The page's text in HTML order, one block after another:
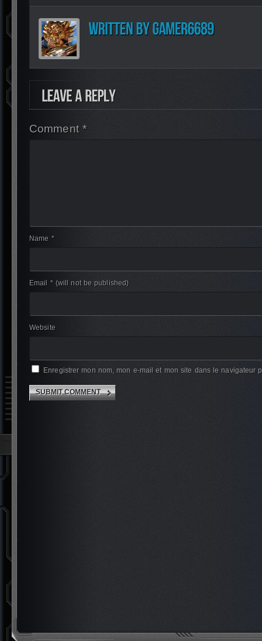
Comment *
Name *
Email * (will not be published)
Website
Enregistrer mon nom, mon e-mail et mon site dans le navigateur